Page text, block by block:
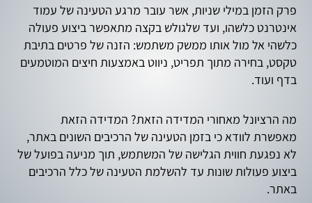
פרק הזמן במילי שניות, אשר עובר מרגע הטעינה של עמוד
אינטרנט כלשהו, ועד שלגולש בקצה מתאפשר ביצוע פעולה
כלשהי אל מול אותו ממשק משתמש: הזנה של פרטים בתיבת
טקסט, בחירה מתוך תפריט, ניווט באמצעות חיצים המוטמעים
בדף ועוד.
מה הרציונל מאחורי המדידה הזאת? המדידה הזאת
מאפשרת לוודא כי בזמן הטעינה של הרכיבים השונים באתר,
לא נפגעת חווית הגלישה של המשתמש, תוך מניעה בפועל של
ביצוע פעולות שונות עד להשלמת הטעינה של כלל הרכיבים
באתר.